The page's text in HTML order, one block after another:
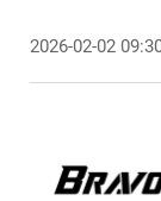
2026-02-02